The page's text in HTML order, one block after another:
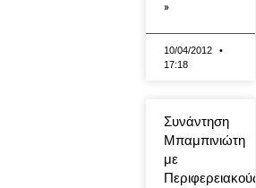
»
10/04/2012
17:18
Συνάντηση
Μπαμπινιώτη
με
Περιφερειακούς